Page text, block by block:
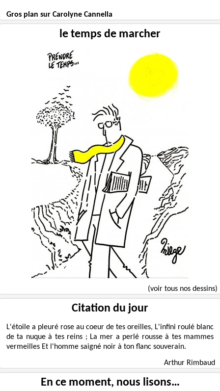
Gros plan sur Carolyne Cannella
le temps de marcher
(voir tous nos dessins)
Citation du jour
L'étoile a pleuré rose au coeur de tes oreilles, L'infini roulé blanc
de ta nuque à tes reins ; La mer a perlé rousse à tes mammes
vermeilles Et l'homme saigné noir à ton flanc souverain.
Arthur Rimbaud
En ce moment, nous lisons…